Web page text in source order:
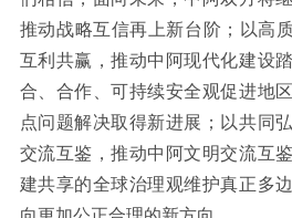
推动战略互信再上新台阶；以高
互利共赢，推动中阿现代化建设
合、合作、可持续安全观促进地
点问题解决取得新进展；以共同
交流互鉴，推动中阿文明交流互
建共享的全球治理观维护真正多